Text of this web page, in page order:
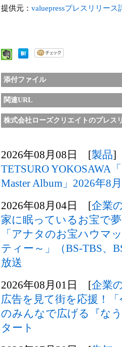
提供元： valuepressプレスリリース
添付ファイル
関連URL
株式会社ローズクリエイトのプレス
2026年08月08日 [製品]
TETSURO YOKOSAWA
Master Album」2026年8
2026年08月04日 [企業
家に眠っているお宝で
「アナタのお宝ハウマ
ティー～」（BS-TBS、
放送
2026年08月01日 [企業
広告を見て街を応援！
のみんなで広げる『な
タート